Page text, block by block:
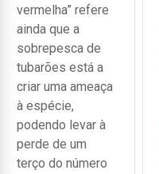
vermelha” refere
ainda que a
sobrepesca de
tubarões está a
criar uma ameaça
à espécie,
podendo levar à
perde de um
terço do número